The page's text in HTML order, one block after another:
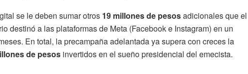
se le deben sumar otros 19 millones de pesosadicionales que el
destinó a las plataformas de Meta (Facebook e Instagram) en un
En total, la precampaña adelantada ya supera con creces la
de pesos invertidos en el sueño presidencial del emecista.